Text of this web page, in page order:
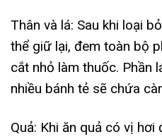
Thân và lá: Sau khi loại
thể giữ lại, đem toàn bộ
cắt nhỏ làm thuốc. Phần
nhiều bánh tẻ sẽ chứa
Quả: Khi ăn quả có vị